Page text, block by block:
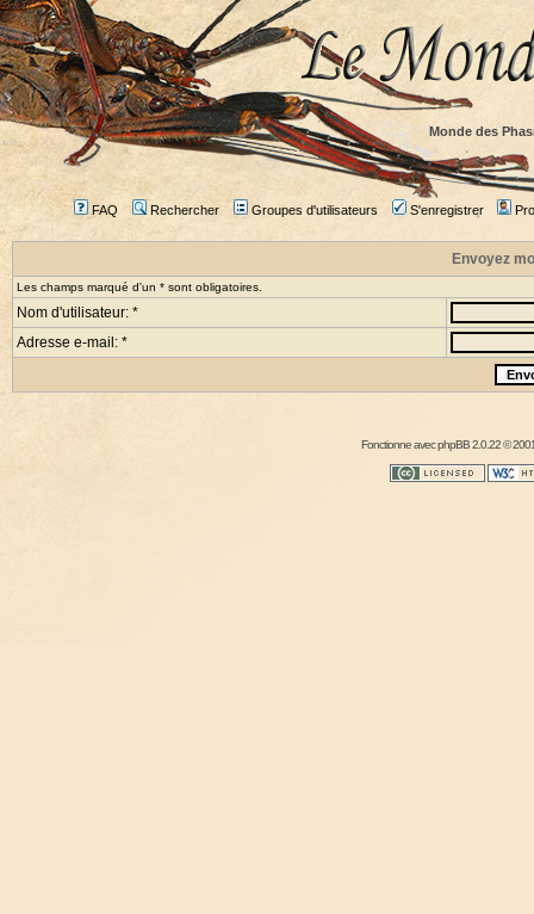
Monde des
FAQ Rechercher Groupes d'utilisateurs S'enregistrer
Envoyez
Les champs marqué d'un * sont obligatoires.
Nom d'utilisateur: *
Adresse e-mail: *
Fonctionne avecphpBB2.0.22 ©